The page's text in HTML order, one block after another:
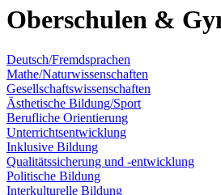
Oberschulen &
Deutsch/Fremdsprachen
Mathe/Naturwissenschaften
Gesellschaftswissenschaften
Ästhetische Bildung/Sport
Berufliche Orientierung
Unterrichtsentwicklung
Inklusive Bildung
Qualitätssicherung und -entwicklung
Politische Bildung
Interkulturelle Bildung